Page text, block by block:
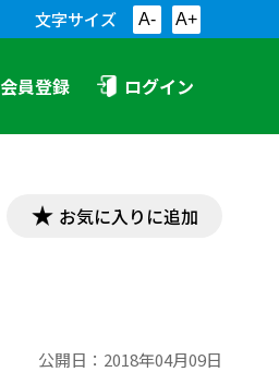
文字サイズ A- A+
会員登録 ログイン
お気に入りに追加
公開日： 2018年04月09日